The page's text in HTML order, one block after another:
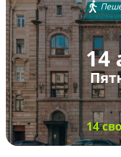
14
14